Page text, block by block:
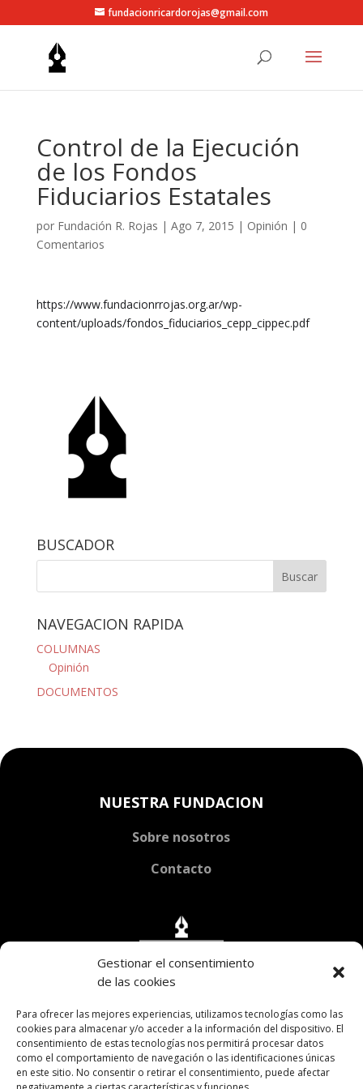
Gestionar el consentimiento
de las cookies
Para ofrecer las mejores experiencias, utilizamos tecnologías como las
cookies para almacenar y/o acceder a la información del dispositivo. El
consentimiento de estas tecnologías nos permitirá procesar datos
como el comportamiento de navegación o las identificaciones únicas
en este sitio. No consentir o retirar el consentimiento, puede afectar
fundacionricardorojas@gmail.com
Control de la Ejecución
de los Fondos
Fiduciarios Estatales
por Fundación R. Rojas | Ago 7, 2015 | Opinión | 0
Comentarios
https://www.fundacionrrojas.org.ar/wp-
content/uploads/fondos_fiduciarios_cepp_cippec.pdf
BUSCADOR
NAVEGACION RAPIDA
COLUMNAS
Opinión
DOCUMENTOS
NUESTRA FUNDACION
Sobre nosotros
Contacto